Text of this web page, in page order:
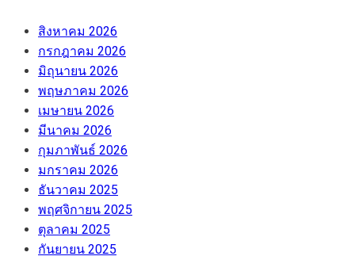
สิงหาคม 2026
กรกฎาคม 2026
มิถุนายน 2026
พฤษภาคม 2026
เมษายน 2026
มีนาคม 2026
กุมภาพันธ์ 2026
มกราคม 2026
ธันวาคม 2025
พฤศจิกายน 2025
ตุลาคม 2025
กันยายน 2025